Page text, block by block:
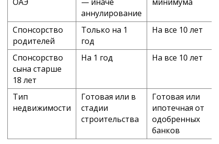
аннулирование
Спонсорство
родителей
Только на 1
год
На все 10 лет
Спонсорство
сына старше
18 лет
На 1 год На все 10 лет
Тип
недвижимости
Готовая или в
стадии
строительства
Готовая или
ипотечная от
одобренных
банков